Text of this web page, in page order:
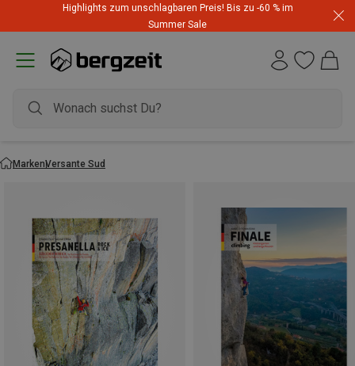
Highlights zum unschlagbaren Preis! Bis zu -60 % im
Summer Sale
MarkenVersante Sud